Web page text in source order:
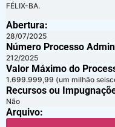
FÉLIX-BA.
Abertura:
28/07/2025
Número Processo
212/2025
Valor Máximo do
1.699.999,99 (um milhão
Recursos ou
Não
Arquivo: